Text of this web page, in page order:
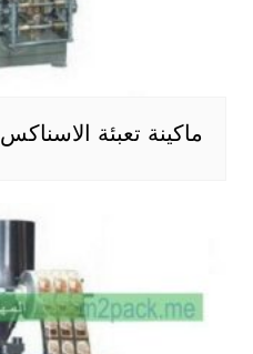
ماكينة تعبئة الاسناكس